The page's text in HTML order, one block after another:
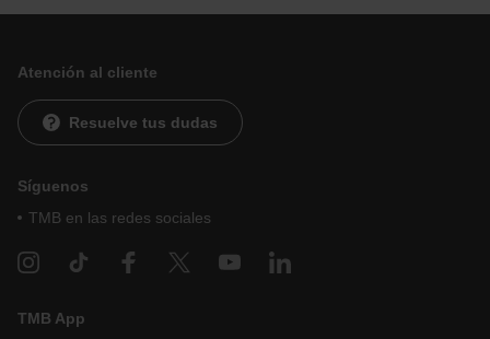
Atención al cliente
Resuelve tus dudas
Síguenos
TMB en las redes sociales
TMB App